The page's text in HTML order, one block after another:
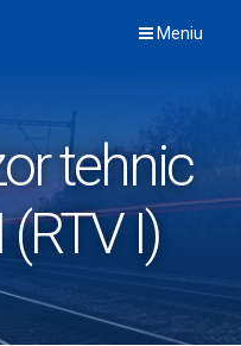
Meniu
tehnic
I)